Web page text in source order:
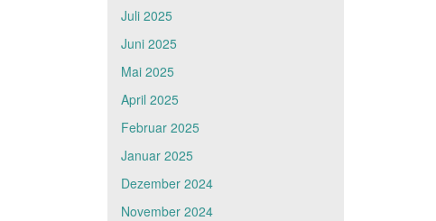
Juli 2025
Juni 2025
Mai 2025
April 2025
Februar 2025
Januar 2025
Dezember 2024
November 2024